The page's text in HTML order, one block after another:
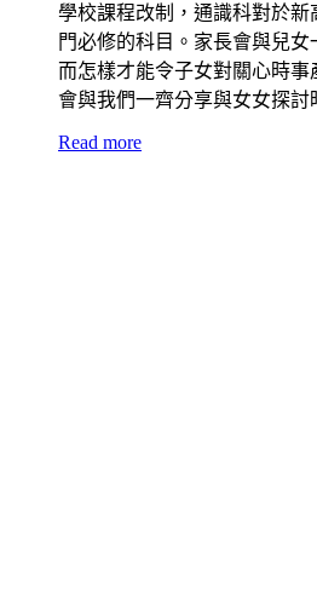
學校課程改制，通識科對於
門必修的科目。家長會與兒女
而怎樣才能令子女對關心時
會與我們一齊分享與女女探討
Read more